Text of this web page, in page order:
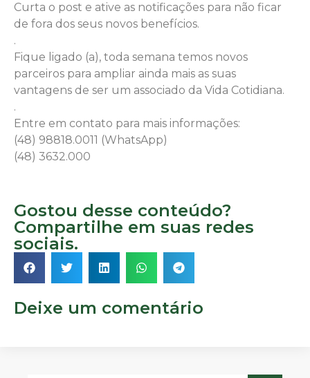
Curta o post e ative as notificações para não ficar
de fora dos seus novos benefícios.
.
Fique ligado (a), toda semana temos novos
parceiros para ampliar ainda mais as suas
vantagens de ser um associado da Vida Cotidiana.
.
Entre em contato para mais informações:
(48) 98818.0011 (WhatsApp)
(48) 3632.000
Gostou desse conteúdo?
Compartilhe em suas redes
sociais.
Deixe um comentário